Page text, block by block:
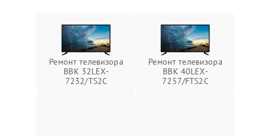
Ремонт телевизора
BBK 32LEX-
7232/TS2C
Ремонт телевизора
BBK 40LEX-
7257/FTS2C